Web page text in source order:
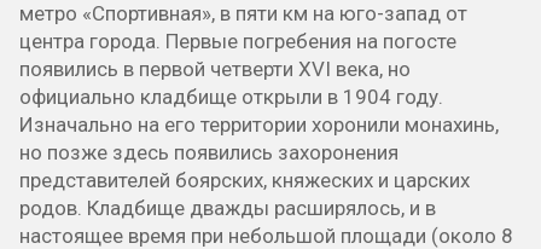
метро «Спортивная», в пяти км на юго-запад от
центра города. Первые погребения на погосте
появились в первой четверти XVI века, но
официально кладбище открыли в 1904 году.
Изначально на его территории хоронили монахинь,
но позже здесь появились захоронения
представителей боярских, княжеских и царских
родов. Кладбище дважды расширялось, и в
настоящее время при небольшой площади (около 8